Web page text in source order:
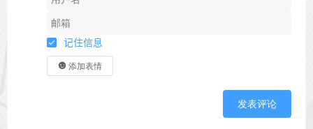
记住信息
添加表情
发表评论